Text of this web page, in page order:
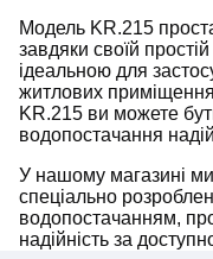
Модель KR.215
завдяки своїй
ідеальною для
житлових
KR.215 ви можете
водопостачання
У нашому магазині
спеціально
водопостачанням,
надійність за